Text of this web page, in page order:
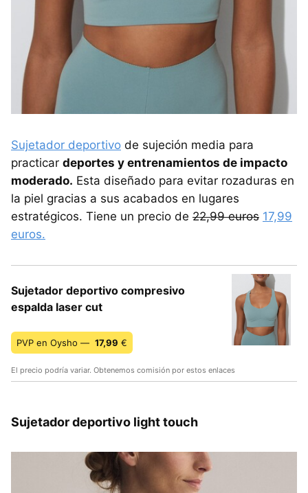
Sujetador deportivo de sujeción media para
practicar deportes y entrenamientos de impacto
moderado. Esta diseñado para evitar rozaduras en
la piel gracias a sus acabados en lugares
estratégicos. Tiene un precio de 22,99 euros 17,99
euros.
Sujetador deportivo compresivo
espalda laser cut
PVP en Oysho — 17,99 €
El precio podría variar. Obtenemos comisión por estos enlaces
Sujetador deportivo light touch